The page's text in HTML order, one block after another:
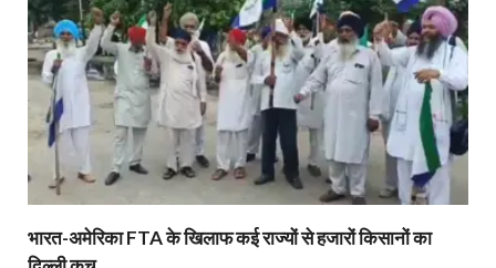
भारत-अमेरिका FTA के खिलाफ कई राज्यों से हजारों किसानों का